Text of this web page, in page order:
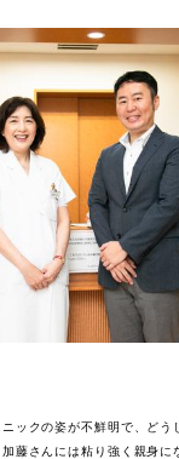
ックの姿が不鮮明で、どう
藤さんには粘り強く親身に